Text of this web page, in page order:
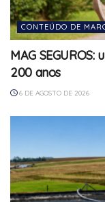
CONTEÚDO DE
MAG
200 anos
6 DE AGOSTO DE 2026